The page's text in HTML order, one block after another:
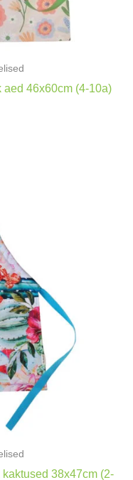
46x60cm (4-10a)
38x47cm (2-